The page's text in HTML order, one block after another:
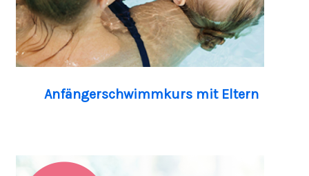
Anfängerschwimmkurs mit Eltern